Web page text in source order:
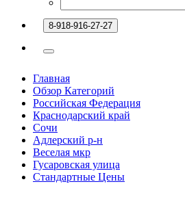
8-918-916-27-27
Главная
Обзор Категорий
Российская Федерация
Краснодарский край
Сочи
Адлерский р-н
Веселая мкр
Гусаровская улица
Стандартные Цены